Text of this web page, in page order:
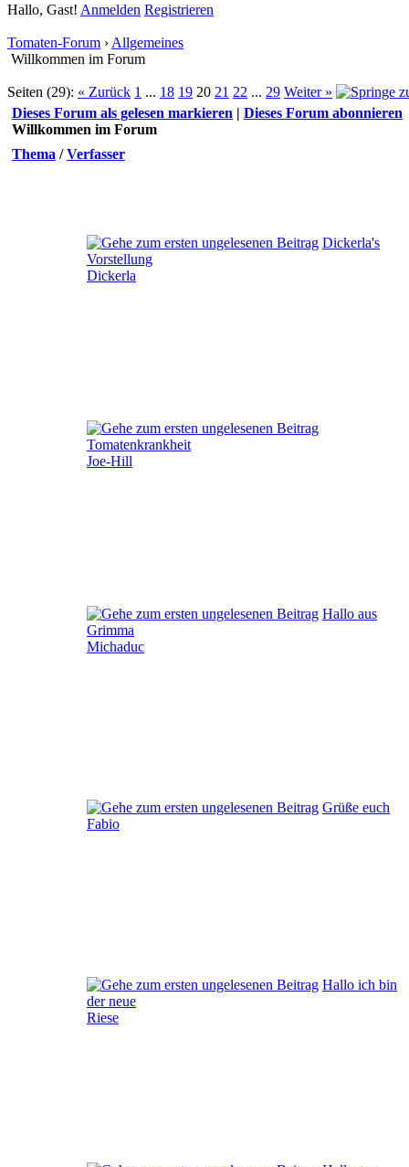
Hallo, Gast! Anmelden Registrieren
Tomaten-Forum › Allgemeines
Willkommen im Forum
Seiten (29): « Zurück 1 ... 18 19 20 21 22 ... 29 Weiter »
Dieses Forum als gelesen markieren | Dieses Forum abonnieren
Willkommen im Forum
Thema /Verfasser
Dickerla's
Vorstellung
Dickerla
Tomatenkrankheit
Joe-Hill
Hallo aus
Grimma
Michaduc
Grüße euch
Fabio
Hallo ich bin
der neue
Riese